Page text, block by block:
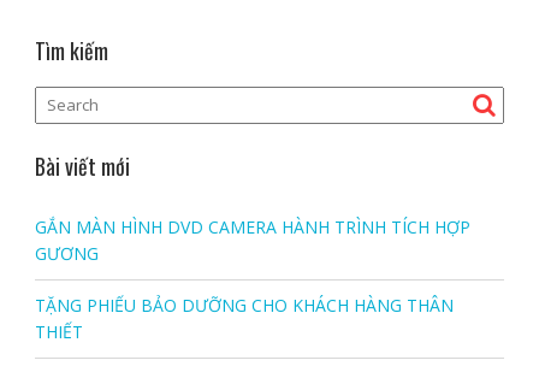
Tìm kiếm
Bài viết mới
GẮN MÀN HÌNH DVD CAMERA HÀNH TRÌNH TÍCH HỢP
GƯƠNG
TẶNG PHIẾU BẢO DƯỠNG CHO KHÁCH HÀNG THÂN
THIẾT